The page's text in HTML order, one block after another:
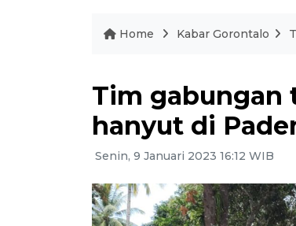
Home Kabar Gorontalo
Tim gabungan
hanyut di
Senin, 9 Januari 2023 16:12 WIB